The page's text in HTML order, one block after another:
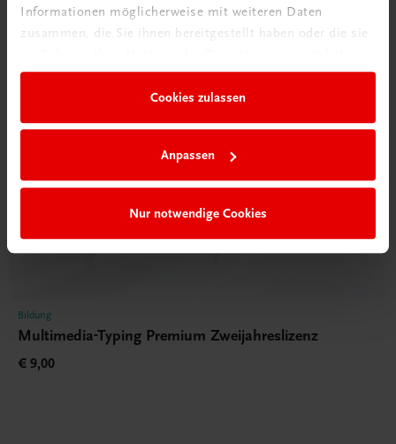
Informationen möglicherweise mit weiteren Daten
zusammen, die Sie ihnen bereitgestellt haben oder die sie
Cookies zulassen
Anpassen
Nur notwendige Cookies
Bildung
Multimedia-Typing Premium Zweijahreslizenz
€ 9,00